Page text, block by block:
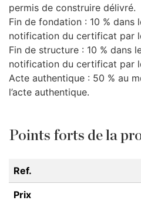
permis de construire délivré.
Fin de fondation : 10 % dans
notification du certificat par
Fin de structure : 10 % dans
notification du certificat par
Acte authentique : 50 % au
l’acte authentique.
Points forts de la
Ref.
Prix